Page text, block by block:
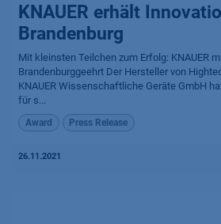
KNAUER erhält
Brandenburg
Mit kleinsten Teilchen zum Erfolg: KNAUER
Brandenburggeehrt Der Hersteller von
KNAUER Wissenschaftliche Geräte GmbH
für s...
Award Press Release
26.11.2021